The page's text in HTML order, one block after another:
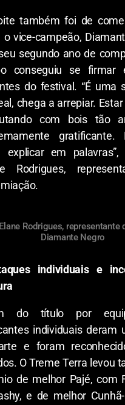
também foi de
o vice-campeão,
segundo ano de
conseguiu se firmar
do festival. “É uma
chega a arrepiar.
com bois tão
gratificante.
explicar em palavras”,
Rodrigues,
Elane Rodrigues, representante
Diamante Negro
individuais e
do título por
individuais deram
e foram
O Treme Terra levou
de melhor Pajé, com
e de melhor